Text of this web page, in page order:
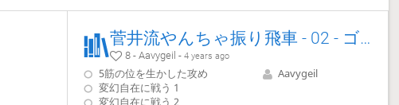
菅井流やんちゃ振り飛車 - 02 - ゴキゲン中飛車vs.持久戦
8 - Aavygeil -4 years ago
5筋の位を生かした攻め
変幻自在に戦う 1
Aavygeil